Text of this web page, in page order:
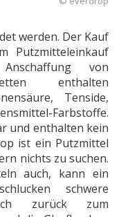
werden. Der Kauf
Putzmitteleinkauf
von
enthalten
Tenside,
Farbstoffe.
und enthalten kein
ist ein Putzmittel
nichts zu suchen.
auch, kann ein
schwere
zurück zum